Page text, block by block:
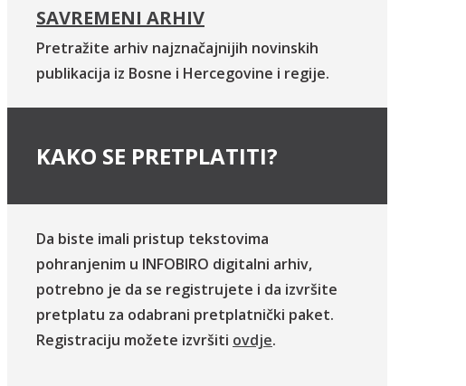
SAVREMENI ARHIV
Pretražite arhiv najznačajnijih novinskih
publikacija iz Bosne i Hercegovine i regije.
KAKO SE PRETPLATITI?
Da biste imali pristup tekstovima
pohranjenim u INFOBIRO digitalni arhiv,
potrebno je da se registrujete i da izvršite
pretplatu za odabrani pretplatnički paket.
Registraciju možete izvršiti ovdje.